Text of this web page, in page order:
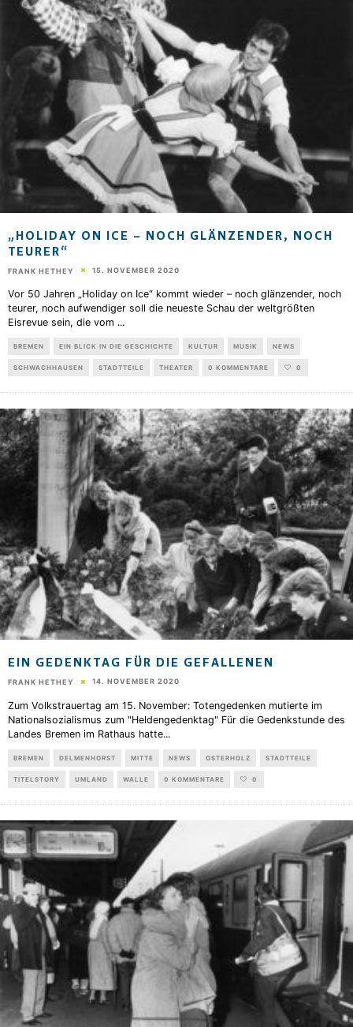
„HOLIDAY ON ICE – NOCH GLÄNZENDER, NOCH
TEURER“
FRANK HETHEY 15. NOVEMBER 2020
Vor 50 Jahren „Holiday on Ice“ kommt wieder – noch glänzender, noch
teurer, noch aufwendiger soll die neueste Schau der weltgrößten
Eisrevue sein, die vom ...
BREMEN EIN BLICK IN DIE GESCHICHTE KULTUR MUSIK NEWS
SCHWACHHAUSEN STADTTEILE THEATER 0 KOMMENTARE 0
EIN GEDENKTAG FÜR DIE GEFALLENEN
FRANK HETHEY 14. NOVEMBER 2020
Zum Volkstrauertag am 15. November: Totengedenken mutierte im
Nationalsozialismus zum "Heldengedenktag" Für die Gedenkstunde des
Landes Bremen im Rathaus hatte...
BREMEN DELMENHORST MITTE NEWS OSTERHOLZ STADTTEILE
TITELSTORY UMLAND WALLE 0 KOMMENTARE 0